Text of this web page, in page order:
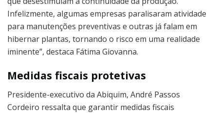
Infelizmente, algumas empresas paralisaram atividade
para manutenções preventivas e outras já falam em
hibernar plantas, tornando o risco em uma realidade
iminente”, destaca Fátima Giovanna.
Medidas fiscais protetivas
Presidente-executivo da Abiquim, André Passos
Cordeiro ressalta que garantir medidas fiscais